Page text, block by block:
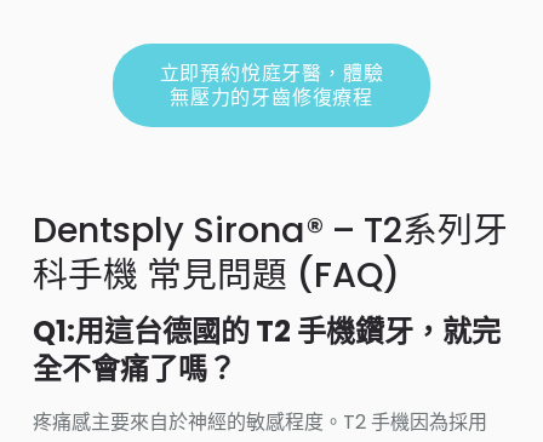
立即預約悅庭牙醫，體驗
無壓力的牙齒修復療程
Dentsply Sirona® – T2系列牙
科手機 常見問題 (FAQ)
Q1:用這台德國的 T2 手機鑽牙，就完
全不會痛了嗎？
疼痛感主要來自於神經的敏感程度。T2 手機因為採用